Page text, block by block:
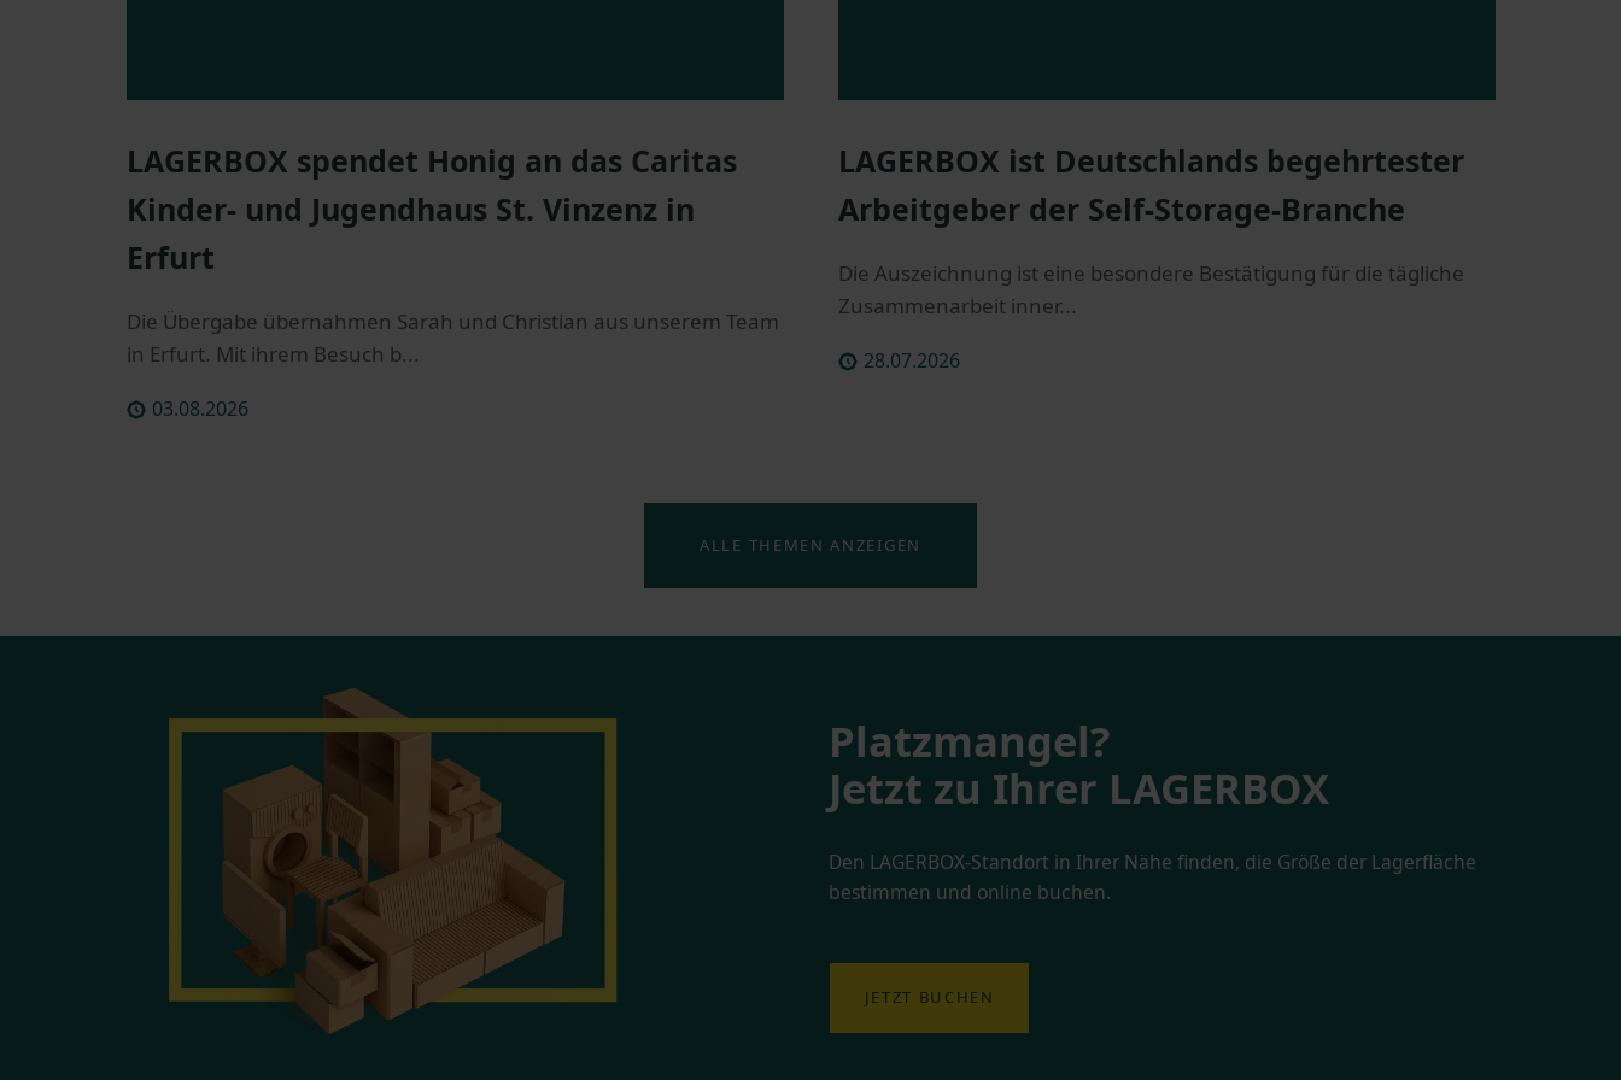
LAGERBOX spendet Honig an das Caritas
Kinder- und Jugendhaus St. Vinzenz in
Erfurt
Die Übergabe übernahmen Sarah und Christian aus unserem Team
in Erfurt. Mit ihrem Besuch b...
03.08.2026
LAGERBOX ist Deutschlands begehrtester
Arbeitgeber der Self-Storage-Branche
Die Auszeichnung ist eine besondere Bestätigung für die tägliche
Zusammenarbeit inner...
28.07.2026
ALLE THEMEN ANZEIGEN
Platzmangel?
Jetzt zu Ihrer LAGERBOX
Den LAGERBOX-Standort in Ihrer Nähe finden, die Größe der Lagerfläche
bestimmen und online buchen.
JETZT BUCHEN